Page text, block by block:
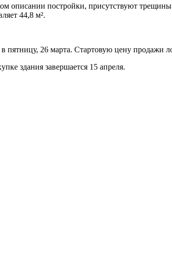
описании постройки, присутствуют
44,8 м².
пятницу, 26 марта. Стартовую цену продажи
здания завершается 15 апреля.